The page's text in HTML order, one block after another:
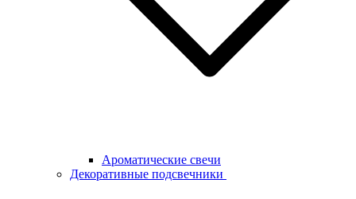
Ароматические свечи
Декоративные подсвечники